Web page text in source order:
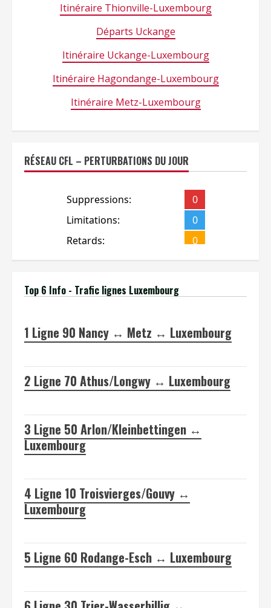
Itinéraire Thionville-Luxembourg
Départs Uckange
Itinéraire Uckange-Luxembourg
Itinéraire Hagondange-Luxembourg
Itinéraire Metz-Luxembourg
RÉSEAU CFL – PERTURBATIONS DU JOUR
Top 6 Info - Trafic lignes Luxembourg
1 Ligne 90 Nancy ↔ Metz ↔ Luxembourg
2 Ligne 70 Athus/Longwy ↔ Luxembourg
3 Ligne 50 Arlon/Kleinbettingen ↔
Luxembourg
4 Ligne 10 Troisvierges/Gouvy ↔
Luxembourg
5 Ligne 60 Rodange-Esch ↔ Luxembourg